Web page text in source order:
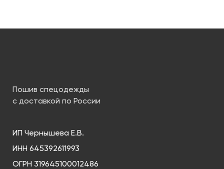
Пошив спецодежды
с доставкой по России
ИП Чернышева Е.В.
ИНН 645392611993
ОГРН 319645100012486